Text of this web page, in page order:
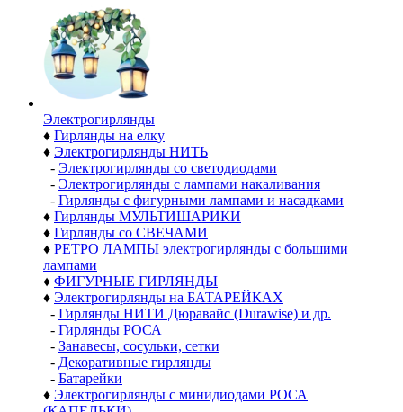
Электро­гирлянды
♦ Гирлянды на елку
♦ Электрогирлянды НИТЬ
- Электрогирлянды со светодиодами
- Электрогирлянды с лампами накаливания
- Гирлянды с фигурными лампами и насадками
♦ Гирлянды МУЛЬТИШАРИКИ
♦ Гирлянды со СВЕЧАМИ
♦ РЕТРО ЛАМПЫ электрогирлянды с большими
лампами
♦ ФИГУРНЫЕ ГИРЛЯНДЫ
♦ Электрогирлянды на БАТАРЕЙКАХ
- Гирлянды НИТИ Дюравайс (Durawise) и др.
- Гирлянды РОСА
- Занавесы, сосульки, сетки
- Декоративные гирлянды
- Батарейки
♦ Электрогирлянды с минидиодами РОСА